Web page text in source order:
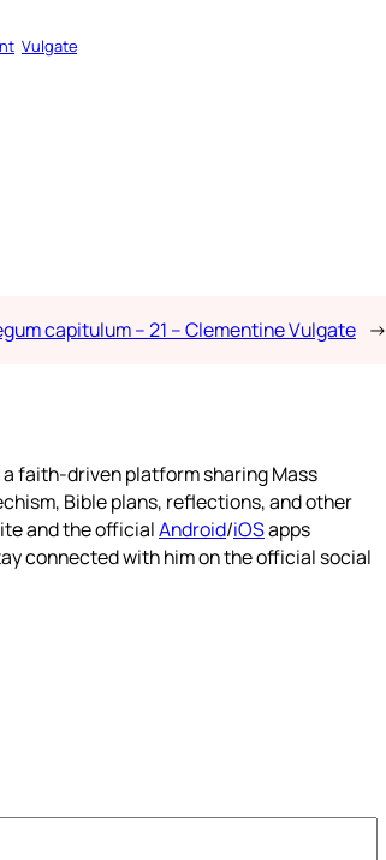
Vulgate
capitulum – 21 – Clementine Vulgate →
faith-driven platform sharing Mass
Bible plans, reflections, and other
and the officialAndroid/iOSapps
connected with him on the official social